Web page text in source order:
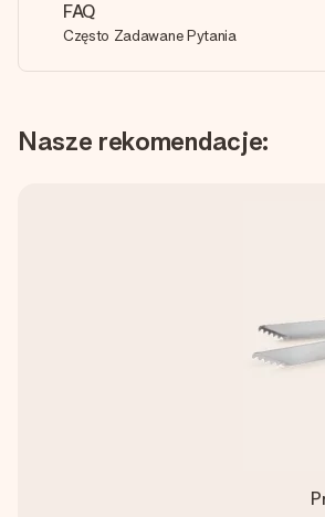
FAQ
Często Zadawane Pytania
Nasze rekomendacje: